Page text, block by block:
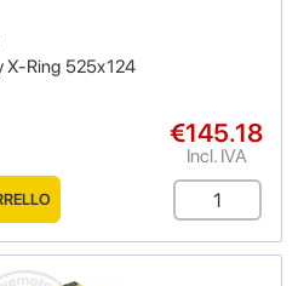
X-Ring 525x124
€145.18
Incl. IVA